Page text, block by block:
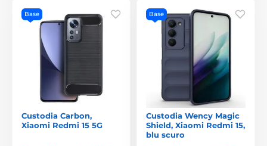
Base
Custodia Carbon,
Xiaomi Redmi 15 5G
Base
Custodia Wency Magic
Shield, Xiaomi Redmi 15,
blu scuro